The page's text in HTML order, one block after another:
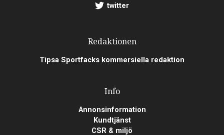
twitter
Redaktionen
Tipsa Sportfacks kommersiella redaktion
Info
Annonsinformation
Kundtjänst
CSR & miljö